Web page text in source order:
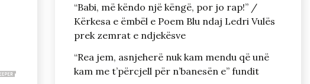
“Babi, më këndo një këngë, por jo rap!” /
Kërkesa e ëmbël e Poem Blu ndaj Ledri Vulës
prek zemrat e ndjekësve
“Rea jem, asnjeherë nuk kam mendu që unë
kam me t’përcjell për n’banesën e” fundit